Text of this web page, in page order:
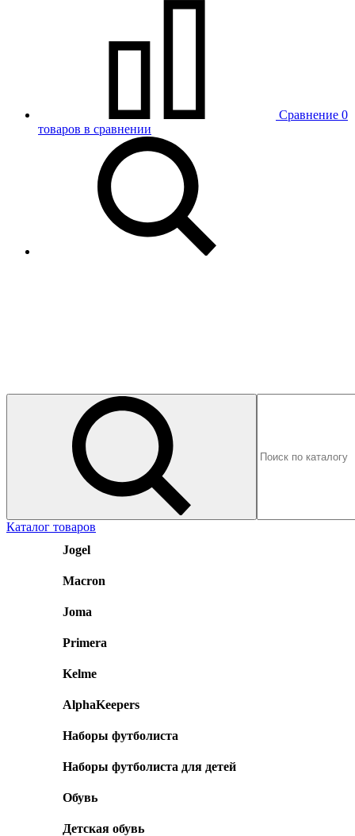
Сравнение 0
товаров в сравнении
Каталог товаров
Jogel
Macron
Joma
Primera
Kelme
AlphaKeepers
Наборы футболиста
Наборы футболиста для детей
Обувь
Детская обувь